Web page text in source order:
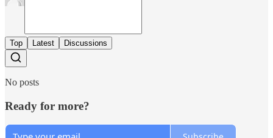
Top Latest Discussions
No posts
Ready for more?